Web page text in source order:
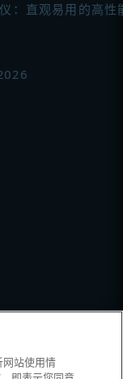
：直观易用的高性
站使用情